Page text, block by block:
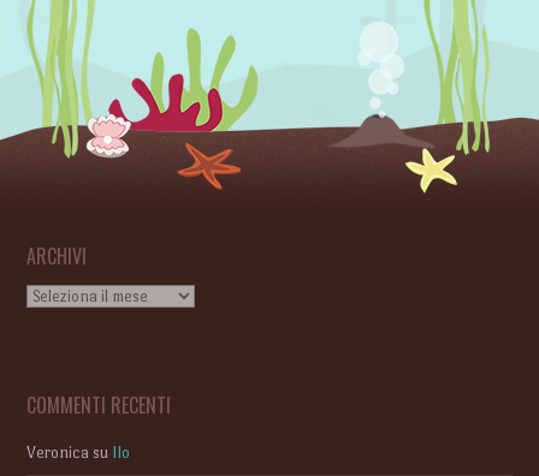
ARCHIVI
Archivi
COMMENTI RECENTI
Veronica su Ilo